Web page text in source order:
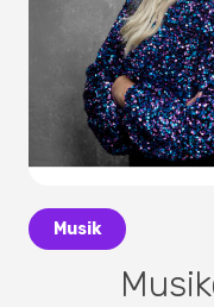
Musik